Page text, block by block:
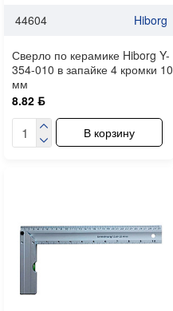
44604 Hiborg
Сверло по керамике Hiborg Y-
354-010 в запайке 4 кромки 10
мм
8.82 ƃ
В корзину